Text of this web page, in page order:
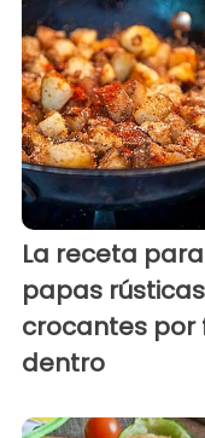
La receta
papas
crocantes por
dentro